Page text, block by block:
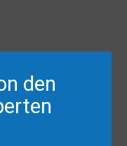
den